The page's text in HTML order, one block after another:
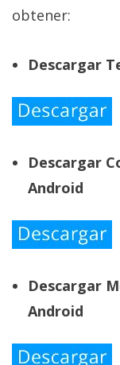
obtener:
Descargar
Descargar
Android
Descargar
Android